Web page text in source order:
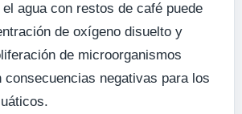
agua con restos de café puede
de oxígeno disuelto y
de microorganismos
consecuencias negativas para los